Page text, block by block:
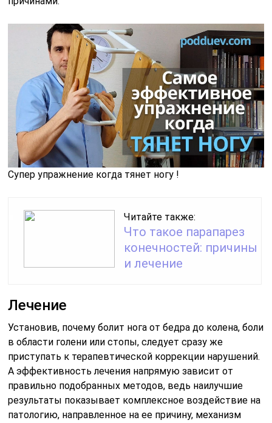
Супер упражнение когда тянет ногу !
Читайте также:
Что такое парапарез
конечностей: причины
и лечение
Лечение
Установив, почему болит нога от бедра до колена, боли
в области голени или стопы, следует сразу же
приступать к терапевтической коррекции нарушений.
А эффективность лечения напрямую зависит от
правильно подобранных методов, ведь наилучшие
результаты показывает комплексное воздействие на
патологию, направленное на ее причину, механизм